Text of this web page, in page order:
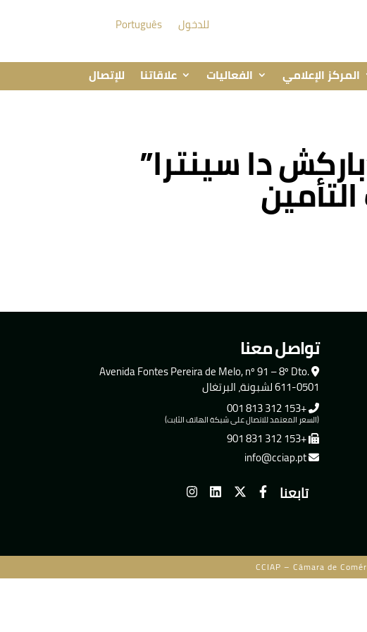
للدخول Português
المركز الإعلامي الفعاليات علاقاتنا للإتصال
2026: شركة “باركش دا سينترا”
تواصل معنا
Avenida Fontes Pereira de Melo, nº 91 – 8º Dto.
611-0501 لشبونة، البرتغال
+153 312 813 001
(السعر المعتمد للاتصال على شبكة الهاتف الثابت)
+153 312 831 901
info@cciap.pt
تابعنا
CCIAP – Câmara de